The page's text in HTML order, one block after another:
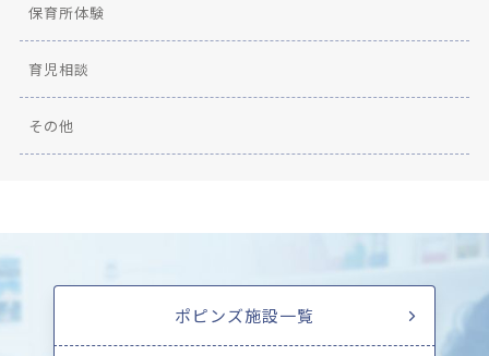
保育所体験
育児相談
その他
ポピンズ施設一覧